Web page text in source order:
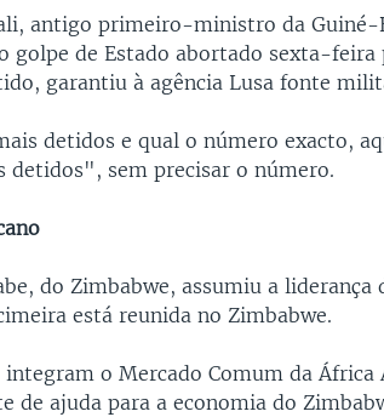
antigo primeiro-ministro da Guiné-
golpe de Estado abortado sexta-feira
garantiu à agência Lusa fonte
detidos e qual o número exacto,
detidos", sem precisar o número.
do Zimbabwe, assumiu a liderança
está reunida no Zimbabwe.
integram o Mercado Comum da África
de ajuda para a economia do